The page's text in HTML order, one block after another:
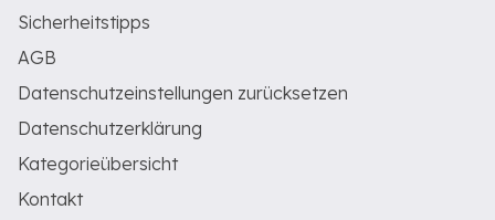
Sicherheitstipps
AGB
Datenschutzeinstellungen zurücksetzen
Datenschutzerklärung
Kategorieübersicht
Kontakt